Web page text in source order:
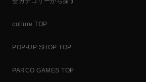
culture TOP
POP-UP SHOP TOP
PARCO GAMES TOP